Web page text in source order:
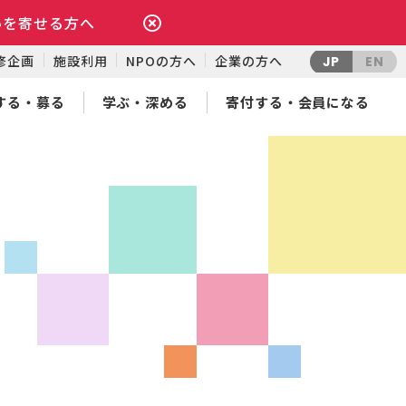
寄せる方へ
企画 施設利用 NPOの方へ 企業の方へ JP EN
る・募る 学ぶ・深める 寄付する・会員になる